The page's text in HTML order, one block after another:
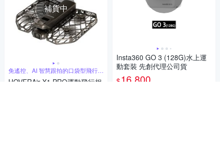
補貨中
免遙控、AI 智慧跟拍的口袋型飛行相
機
HOVERAir X1 PRO運動飛行相
Insta360 GO 3 (128G)水上運
動套裝 先創代理公司貨
$ 16,800